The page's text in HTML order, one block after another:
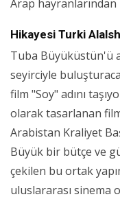
Arap hayranlarından
Hikayesi Turki
Tuba Büyüküstün'ü
seyirciyle
film "Soy" adını
olarak tasarlanan
Arabistan Kraliyet
Büyük bir bütçe ve
çekilen bu ortak
uluslararası sinema